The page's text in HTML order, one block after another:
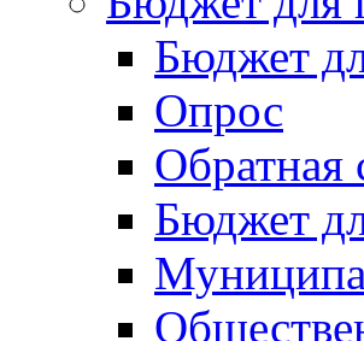
Бюджет
Опрос
Обратная
Бюджет